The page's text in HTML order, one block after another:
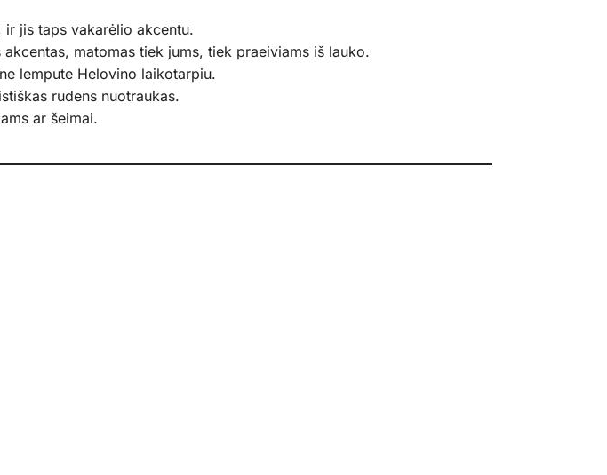
ir jis taps vakarėlio akcentu.
matomas tiek jums, tiek praeiviams iš lauko.
lempute Helovino laikotarpiu.
rudens nuotraukas.
ar šeimai.